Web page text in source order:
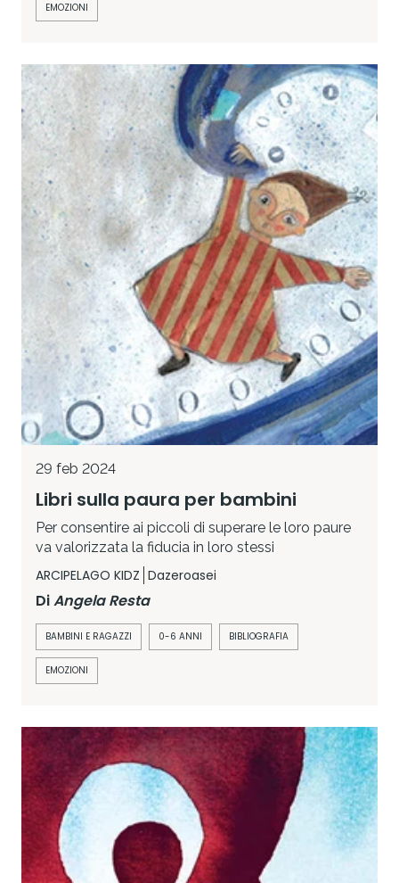
EMOZIONI
29 feb 2024
Libri sulla paura per bambini
Per consentire ai piccoli di superare le loro paure
va valorizzata la fiducia in loro stessi
ARCIPELAGO KIDZ Dazeroasei
DiAngela Resta
BAMBINI E RAGAZZI 0-6 ANNI BIBLIOGRAFIA
EMOZIONI